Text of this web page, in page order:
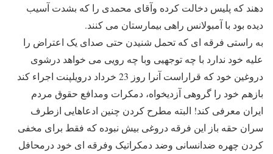
دهند که پلیس دخالت کرده وآقای محمدی را که بشدت آسیب
دیده بود با آمبولانس راهی بیمارستان می کنند.
به راستی فرقه ای که تحمل شنیدن حتی صدای یک اعتراض را
علیه خود ندارد با چه توجهیی وبا چه رویی می خواهد درشوی
دروغین خود که قراراست آنرا روز 23 خرداد درویلپنت اجراء کند
بازهم خود را گروهی آزدیخواه، دمکرات ومدافع حقوق مردم
ایران معرفی کند! البته مطرح کردن چنین ادعاهایی ازطرف
سران حقه باز این فرقه دروغی بیش نبوده که فقط برای مخفی
کردن چهره ضدانسانی وضد دمکراتیک وفرقه ای خود درمحافل